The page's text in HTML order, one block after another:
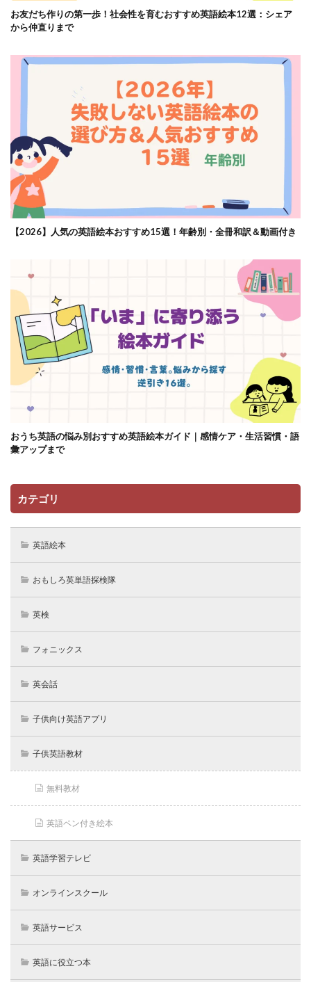
お友だち作りの第一歩！社会性を育むおすすめ英語絵本12選：シェア
から仲直りまで
【2026】人気の英語絵本おすすめ15選！年齢別・全冊和訳＆動画付き
おうち英語の悩み別おすすめ英語絵本ガイド｜感情ケア・生活習慣・語
彙アップまで
カテゴリ
英語絵本
おもしろ英単語探検隊
英検
フォニックス
英会話
子供向け英語アプリ
子供英語教材
無料教材
英語ペン付き絵本
英語学習テレビ
オンラインスクール
英語サービス
英語に役立つ本